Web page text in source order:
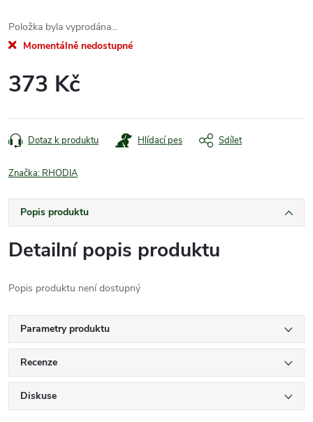
Položka byla vyprodána…
Momentálně nedostupné
373 Kč
cena:
Dotaz k produktu Hlídací pes Sdílet
Značka: RHODIA
Popis produktu
Detailní popis produktu
Popis produktu není dostupný
Parametry produktu
Recenze
Diskuse